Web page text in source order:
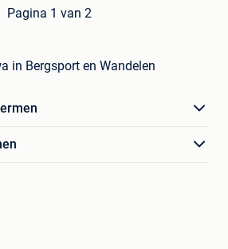
Pagina 1 van 2
in Bergsport en Wandelen